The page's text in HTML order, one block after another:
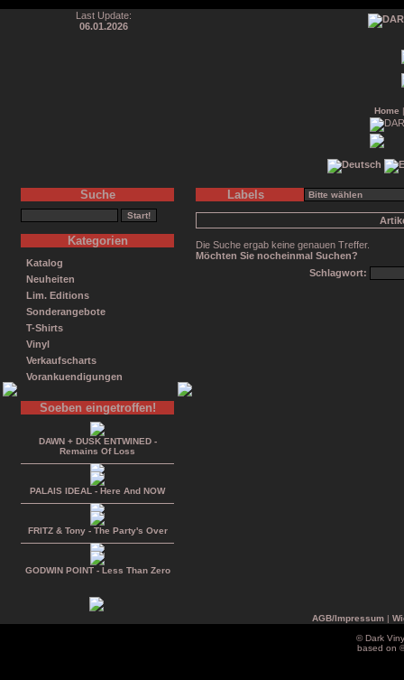
Last Update:
06.01.2026
Home
Suche
Kategorien
Katalog
Neuheiten
Lim. Editions
Sonderangebote
T-Shirts
Vinyl
Verkaufscharts
Vorankuendigungen
Soeben eingetroffen!
DAWN + DUSK ENTWINED -
Remains Of Loss
PALAIS IDEAL - Here And NOW
FRITZ & Tony - The Party's Over
GODWIN POINT - Less Than Zero
Labels
Die Suche ergab keine genauen Treffer.
Möchten Sie nocheinmal Suchen?
Schlagwort:
AGB/Impressum|
© Dark
based on